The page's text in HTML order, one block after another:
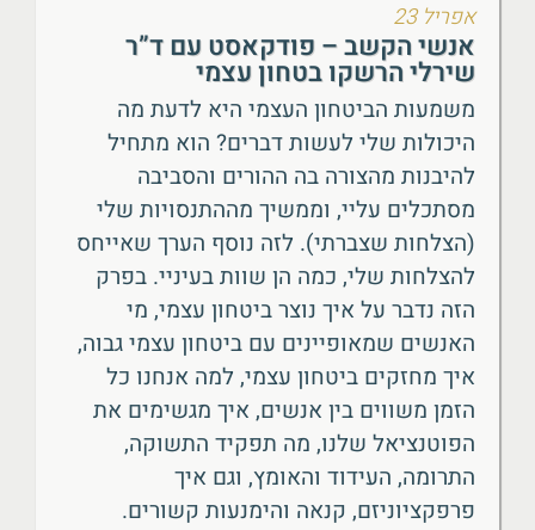
אפריל 23
אנשי הקשב – פודקאסט עם ד”ר
שירלי הרשקו בטחון עצמי
משמעות הביטחון העצמי היא לדעת מה
היכולות שלי לעשות דברים? הוא מתחיל
להיבנות מהצורה בה ההורים והסביבה
מסתכלים עליי, וממשיך מההתנסויות שלי
(הצלחות שצברתי). לזה נוסף הערך שאייחס
להצלחות שלי, כמה הן שוות בעיניי. בפרק
הזה נדבר על איך נוצר ביטחון עצמי, מי
האנשים שמאופיינים עם ביטחון עצמי גבוה,
איך מחזקים ביטחון עצמי, למה אנחנו כל
הזמן משווים בין אנשים, איך מגשימים את
הפוטנציאל שלנו, מה תפקיד התשוקה,
התרומה, העידוד והאומץ, וגם איך
פרפקציוניזם, קנאה והימנעות קשורים.